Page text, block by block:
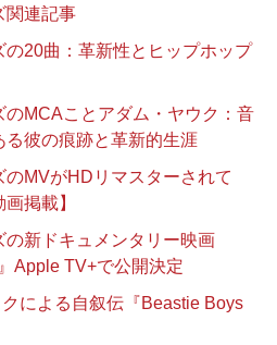
関連記事
の20曲：革新性とヒップホップ
のMCAことアダム・ヤウク：音
彼の痕跡と革新的生涯
のMVがHDリマスターされて
掲載】
の新ドキュメンタリー映画
Apple TV+で公開決定
による自叙伝『Beastie Boys